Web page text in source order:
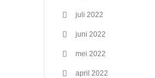
juli 2022
juni 2022
mei 2022
april 2022